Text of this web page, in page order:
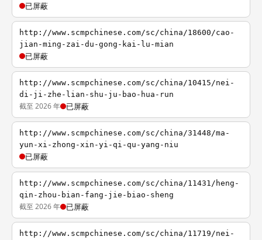
已屏蔽
http://www.scmpchinese.com/sc/china/18600/cao-
jian-ming-zai-du-gong-kai-lu-mian
已屏蔽
http://www.scmpchinese.com/sc/china/10415/nei-
di-ji-zhe-lian-shu-ju-bao-hua-run
截至 2026 年 已屏蔽
http://www.scmpchinese.com/sc/china/31448/ma-
yun-xi-zhong-xin-yi-qi-qu-yang-niu
已屏蔽
http://www.scmpchinese.com/sc/china/11431/heng-
qin-zhou-bian-fang-jie-biao-sheng
截至 2026 年 已屏蔽
http://www.scmpchinese.com/sc/china/11719/nei-